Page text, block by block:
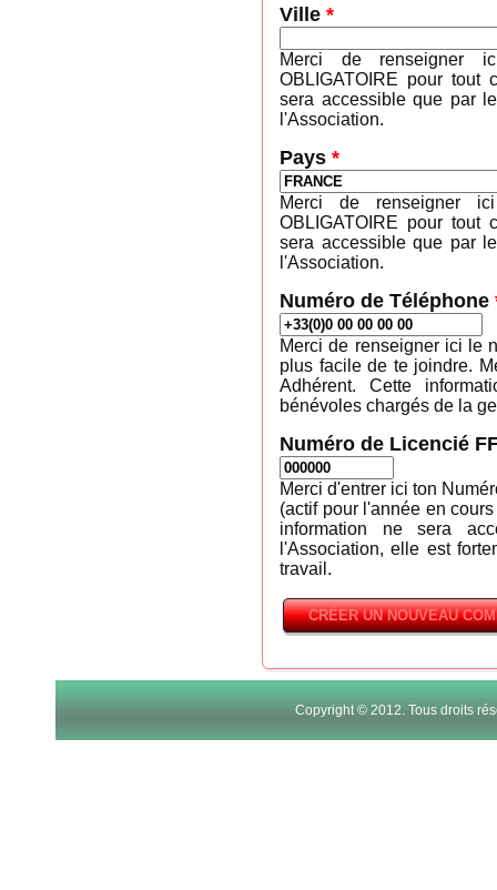
Ville *
Merci de renseigner
OBLIGATOIRE pour tout
sera accessible que par
l'Association.
Pays *
Merci de renseigner
OBLIGATOIRE pour tout
sera accessible que par
l'Association.
Numéro de Téléphone
Merci de renseigner ici le
plus facile de te joindre.
Adhérent. Cette
bénévoles chargés de la
Numéro de Licencié
Merci d'entrer ici ton
(actif pour l'année en
information ne sera
l'Association, elle est
travail.
Copyright © 2012. Tous droits